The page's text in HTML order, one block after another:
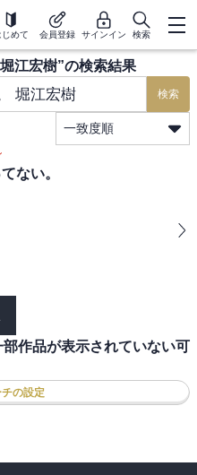
じめて 会員登録 サインイン 検索
江宏樹”の検索結果
検索
一致度順
ない。
作品が表示されていない可
の設定